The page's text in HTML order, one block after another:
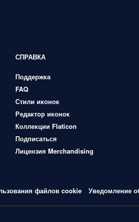
СПРАВКА
Поддержка
FAQ
Стили иконок
Редактор иконок
Коллекции Flaticon
Подписаться
Лицензия Merchandising
файлов cookie Уведомление